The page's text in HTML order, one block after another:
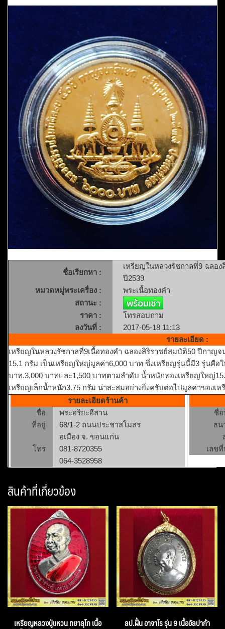
ชื่อเรียกหา :
เหรียญในหลวงรัชกาลที่9 ฉลอ
ปี2539
หมวดหมู่พระเครื่อง :
พระเนื้อทองคำ
สถานะ :
ราคา :
โทรสอบถาม
ลงวันที่ :
2017-05-18 11:13
รายละเอียด :
เหรียญในหลวงรัชกาลที่9เนื้อทองคำ ฉลองสิริราชย์สมบัติ50 ปีกาญ
15.1 กรัม เป็นเหรียญใหญ่มูลค่า6,000 บาท ซึ่งเหรียญรุ่นนี้มี3 รุ่นคือ
บาท.3,000 บาทและ1,500 บาทตามลำดับ น้ำหนักทองเหรียญใหญ่
เหรียญเล็กน้ำหนัก3.75 กรัม น่าสะสมอย่างยิ่งครับต่อไปมูลค่าของเ
รายละเอียดร้านค้า
ชื่อ
พระอริยะอีสาน
ที่อยู่
68/1-2 ถนนประชาสโมสร
อเมือง จ. ขอนแก่น
โทร
081-8720355
064-3528958
ชื่
ธน
เลข
สินค้าที่เกี่ยวข้อง
เหรียญหลวงปู่แหวน ทยาลุโก เนื้อ ลป.ฝั้น อาจาโร รุ่น 9 เนื้ออัลปาก้า